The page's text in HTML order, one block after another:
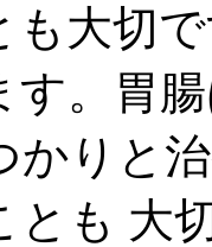
も大切
す。胃
かりと
とも 大